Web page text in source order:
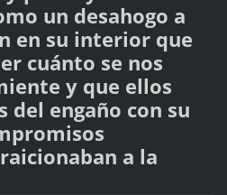
un desahogo a
en su interior que
cuánto se nos
y que ellos
del engaño con su
a la